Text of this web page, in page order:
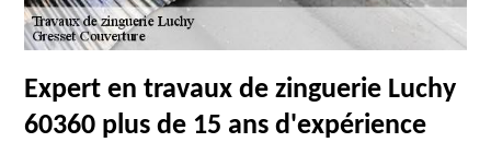
Expert en travaux de zinguerie Luchy
60360 plus de 15 ans d'expérience